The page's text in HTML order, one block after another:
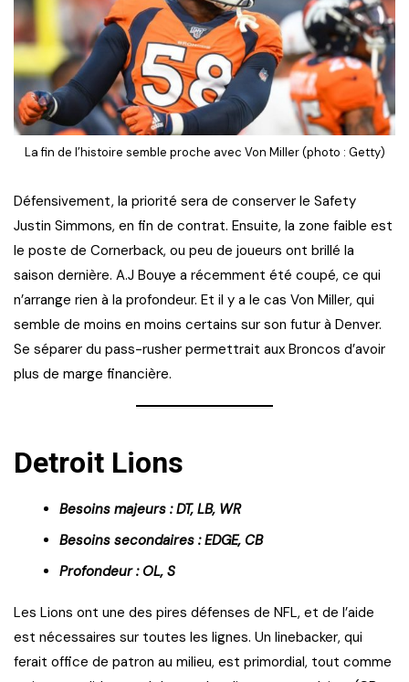
La fin de l’histoire semble proche avec Von Miller (photo : Getty)
Défensivement, la priorité sera de conserver le Safety
Justin Simmons, en fin de contrat. Ensuite, la zone faible est
le poste de Cornerback, ou peu de joueurs ont brillé la
saison dernière. A.J Bouye a récemment été coupé, ce qui
n’arrange rien à la profondeur. Et il y a le cas Von Miller, qui
semble de moins en moins certains sur son futur à Denver.
Se séparer du pass-rusher permettrait aux Broncos d’avoir
plus de marge financière.
Detroit Lions
Besoins majeurs : DT, LB, WR
Besoins secondaires : EDGE, CB
Profondeur : OL, S
Les Lions ont une des pires défenses de NFL, et de l’aide
est nécessaires sur toutes les lignes. Un linebacker, qui
ferait office de patron au milieu, est primordial, tout comme